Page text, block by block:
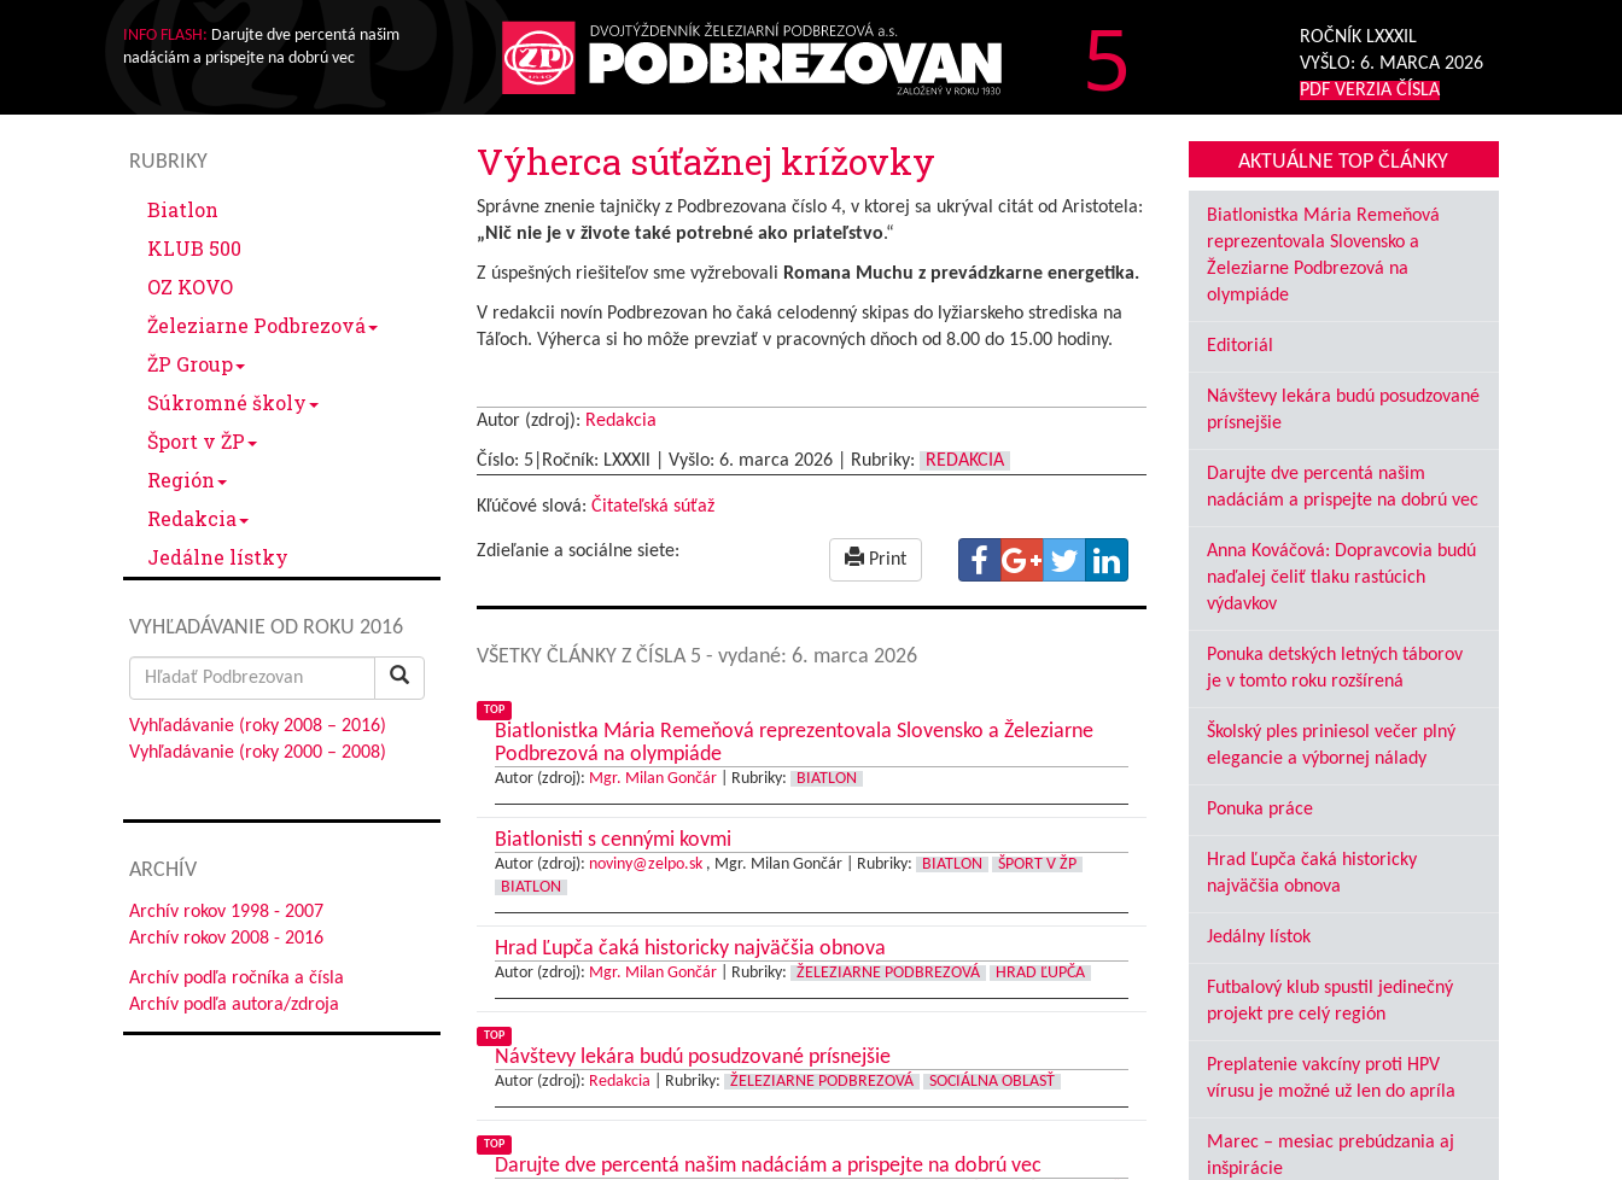
INFO FLASH: Darujte dve percentá našim
nadáciám a prispejte na dobrú vec
5
ROČNÍK LXXXIL
VYŠLO: 6. MARCA 2026
PDF VERZIA ČÍSLA
RUBRIKY
Biatlon
KLUB 500
OZ KOVO
Železiarne Podbrezová
ŽP Group
Súkromné školy
Šport v ŽP
Región
Redakcia
Jedálne lístky
VYHĽADÁVANIE OD ROKU 2016
Search
for:
Vyhľadávanie (roky 2008 – 2016)
Vyhľadávanie (roky 2000 – 2008)
ARCHÍV
Archív rokov 1998 - 2007
Archív rokov 2008 - 2016
Archív podľa ročníka a čísla
Archív podľa autora/zdroja
Výherca súťažnej krížovky
Správne znenie tajničky z Podbrezovana číslo 4, v ktorej sa ukrýval citát od Aristotela:
„Nič nie je v živote také potrebné ako priateľstvo.“
Z úspešných riešiteľov sme vyžrebovali Romana Muchu z prevádzkarne energetika.
V redakcii novín Podbrezovan ho čaká celodenný skipas do lyžiarskeho strediska na
Táľoch. Výherca si ho môže prevziať v pracovných dňoch od 8.00 do 15.00 hodiny.
Autor (zdroj): Redakcia
Číslo: 5|Ročník: LXXXIl | Vyšlo: 6. marca 2026| Rubriky: REDAKCIA
Kľúčové slová: Čitateľská súťaž
Zdieľanie a sociálne siete: Print
VŠETKY ČLÁNKY Z ČÍSLA 5 - vydané: 6. marca 2026
TOP
Biatlonistka Mária Remeňová reprezentovala Slovensko a Železiarne
Podbrezová na olympiáde
Autor (zdroj): Mgr. Milan Gončár| Rubriky: BIATLON
Biatlonisti s cennými kovmi
Autor (zdroj): noviny@zelpo.sk, Mgr. Milan Gončár | Rubriky: BIATLON
ŠPORT V ŽP
BIATLON
Hrad Ľupča čaká historicky najväčšia obnova
Autor (zdroj): Mgr. Milan Gončár| Rubriky: ŽELEZIARNE PODBREZOVÁ HRAD ĽUPČA
TOP
Návštevy lekára budú posudzované prísnejšie
Autor (zdroj): Redakcia Rubriky: ŽELEZIARNE PODBREZOVÁ SOCIÁLNA OBLASŤ
TOP
Darujte dve percentá našim nadáciám a prispejte na dobrú vec
AKTUÁLNE TOP ČLÁNKY
Biatlonistka Mária Remeňová
reprezentovala Slovensko a
Železiarne Podbrezová na
olympiáde
Editoriál
Návštevy lekára budú posudzované
prísnejšie
Darujte dve percentá našim
nadáciám a prispejte na dobrú vec
Anna Kováčová: Dopravcovia budú
naďalej čeliť tlaku rastúcich
výdavkov
Ponuka detských letných táborov
je v tomto roku rozšírená
Školský ples priniesol večer plný
elegancie a výbornej nálady
Ponuka práce
Hrad Ľupča čaká historicky
najväčšia obnova
Jedálny lístok
Futbalový klub spustil jedinečný
projekt pre celý región
Preplatenie vakcíny proti HPV
vírusu je možné už len do apríla
Marec – mesiac prebúdzania aj
inšpirácie